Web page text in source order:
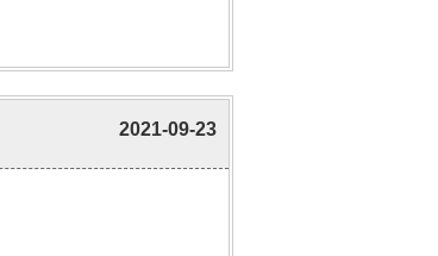
2021-09-23